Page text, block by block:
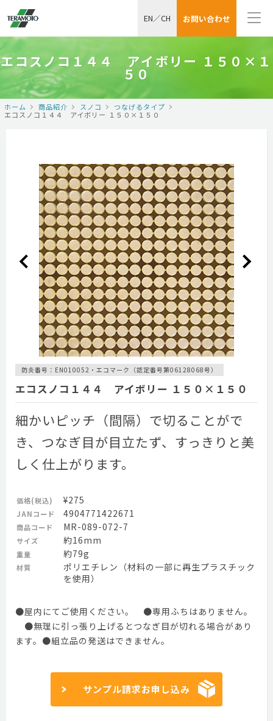
お問い合わせ
EN／CH
エコスノコ１４４ アイボリー １５０×１
５０
ホーム 商品紹介 スノコ
つなげるタイプ
エコスノコ１４４ アイボリー １５０×１５０
防炎番号：EN010052・エコマーク（認定番号第06128068号）
エコスノコ１４４ アイボリー １５０×１５０
細かいピッチ（間隔）で切ることがで
き、つなぎ目が目立たず、すっきりと美
しく仕上がります。
価格(税込) ¥275
JANコード 4904771422671
商品コード MR-089-072-7
サイズ 約16mm
重量 約79g
材質
ポリエチレン（材料の一部に再生プラスチック
を使用）
●屋内にてご使用ください。 ●専用ふちはありません。
●無理に引っ張り上げるとつなぎ目が切れる場合があり
ます。●組立品の発送はできません。
サンプル請求お申し込み